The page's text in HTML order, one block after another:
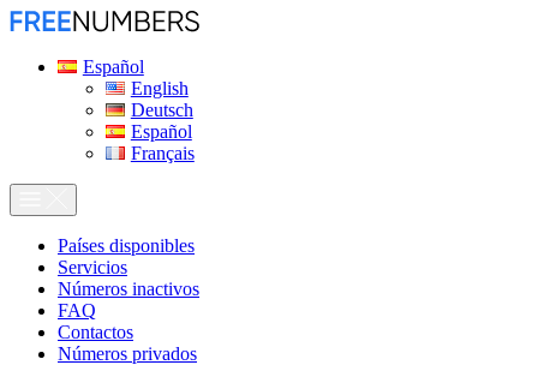
Español
English
Deutsch
Español
Français
Países disponibles
Servicios
Números inactivos
FAQ
Contactos
Números privados